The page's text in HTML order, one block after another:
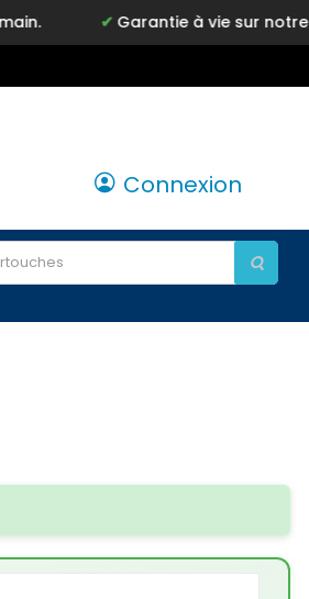
Garantie à vie sur notre marque
Connexion